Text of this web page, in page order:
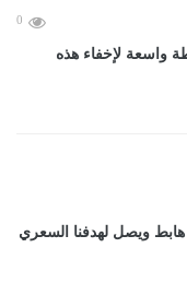
0
واسعة لإخفاء هذه